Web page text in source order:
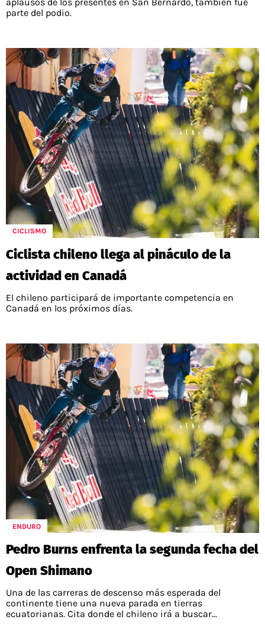
parte del podio.
CICLISMO
Ciclista chileno llega al pináculo de la
actividad en Canadá
El chileno participará de importante competencia en
Canadá en los próximos días.
ENDURO
Pedro Burns enfrenta la segunda fecha del
Open Shimano
Una de las carreras de descenso más esperada del
continente tiene una nueva parada en tierras
ecuatorianas. Cita donde el chileno irá a buscar...